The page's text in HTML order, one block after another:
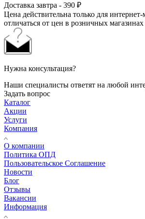
Доставка завтра - 390 ₽
Цена действительна только для
отличаться от цен в розничных магазинах
Нужна консультация?
Наши специалисты ответят на любой
Задать вопрос
Каталог
Акции
Услуги
Компания
О компании
Политика ОПД
Пользовательское Соглашение
Новости
Блог
Отзывы
Вакансии
Информация